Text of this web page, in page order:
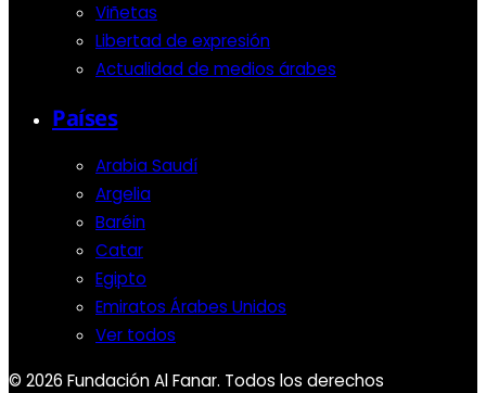
Viñetas
Libertad de expresión
Actualidad de medios árabes
Países
Arabia Saudí
Argelia
Baréin
Catar
Egipto
Emiratos Árabes Unidos
Ver todos
© 2026 Fundación Al Fanar. Todos los derechos